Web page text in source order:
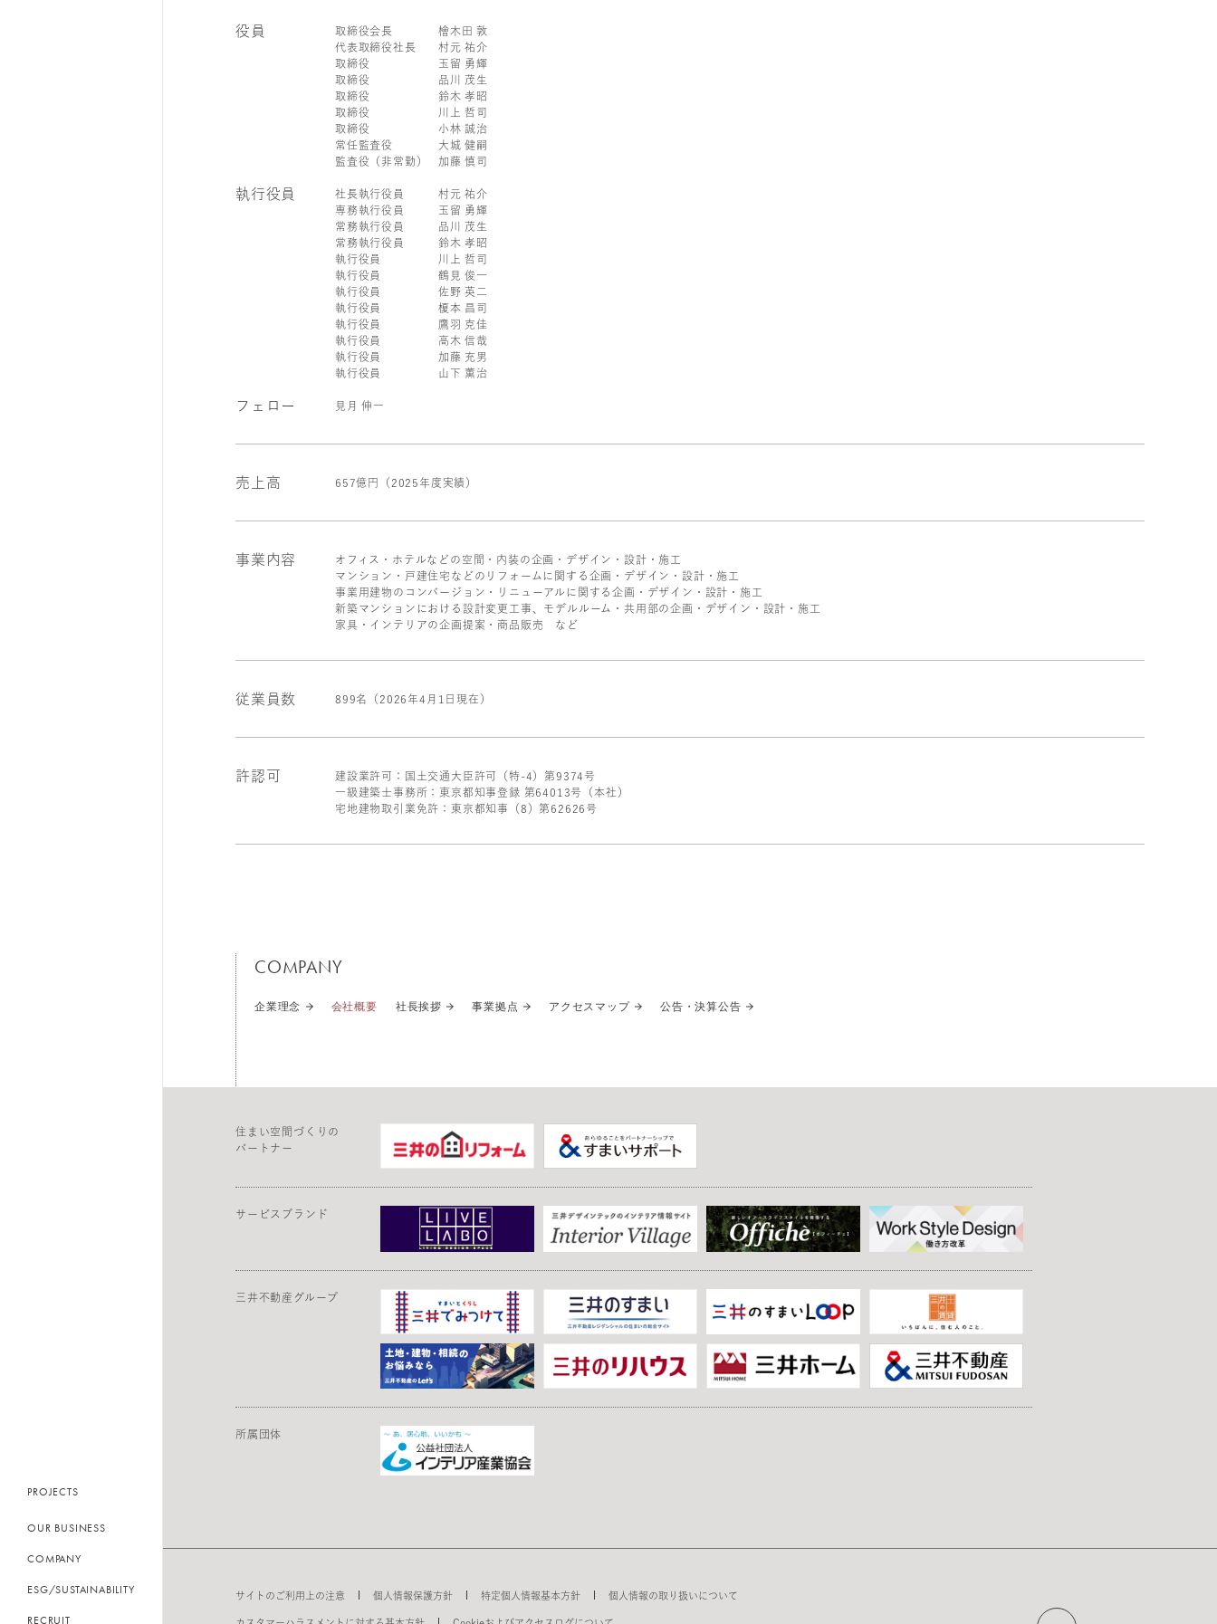
PROJECTS
OUR BUSINESS
COMPANY
ESG/SUSTAINABILITY
ESG/SUSTAINABILITY トップ
社会
RECRUIT
本社オフィス紹介
役員 取締役会長
檜木田 敦
代表取締役社長
村元 祐介
取締役
玉留 勇輝
取締役
品川 茂生
取締役
鈴木 孝昭
取締役
川上 哲司
取締役
小林 誠治
常任監査役
大城 健嗣
監査役（非常勤）
加藤 慎司
執行役員 社長執行役員
村元 祐介
専務執行役員
玉留 勇輝
常務執行役員
品川 茂生
常務執行役員
鈴木 孝昭
執行役員
川上 哲司
執行役員
鶴見 俊一
執行役員
佐野 英二
執行役員
榎本 昌司
執行役員
鷹羽 克佳
執行役員
高木 信哉
執行役員
加藤 充男
執行役員
山下 薫治
フェロー 見月 伸一
売上高 657億円（2025年度実績）
事業内容
オフィス・ホテルなどの空間・内装の企画・デザイン・設計・施工
マンション・戸建住宅などのリフォームに関する企画・デザイン・設計・施工
事業用建物のコンバージョン・リニューアルに関する企画・デザイン・設計・施工
新築マンションにおける設計変更工事、モデルルーム・共用部の企画・デザイン・設計・施工
家具・インテリアの企画提案・商品販売 など
従業員数 899名（2026年4月1日現在）
許認可
建設業許可：国土交通大臣許可（特-4）第9374号
一級建築士事務所：東京都知事登録 第64013号（本社）
宅地建物取引業免許：東京都知事（8）第62626号
COMPANY
企業理念 会社概要 社長挨拶 事業拠点 アクセスマップ 公告・決算公告
住まい空間づくりの
パートナー
サービスブランド
三井不動産グループ
所属団体
サイトのご利用上の注意 個人情報保護方針 特定個人情報基本方針 個人情報の取り扱いについて